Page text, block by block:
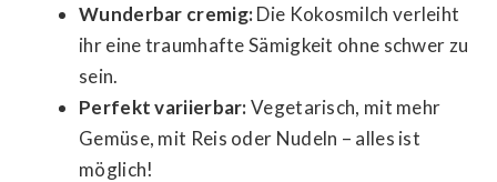
Wunderbar cremig:Die Kokosmilch verleiht
ihr eine traumhafte Sämigkeit ohne schwer zu
sein.
Perfekt variierbar:Vegetarisch, mit mehr
Gemüse, mit Reis oder Nudeln – alles ist
möglich!